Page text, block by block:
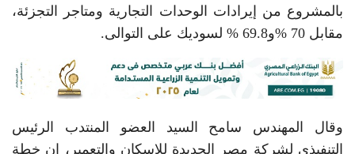
بالمشروع من إيرادات الوحدات التجارية ومتاجر التجزئة،
مقابل 70 %و69.8 % لسوديك على التوالى.
وقال المهندس سامح السيد العضو المنتدب الرئيس
التنفيذي لشركة مصر الجديدة للإسكان والتعمير، إن خطة